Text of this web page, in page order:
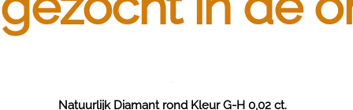
Natuurlijk Diamant rond Kleur G-H 0,02 ct.